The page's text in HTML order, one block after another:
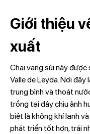
Giới thiệu
xuất
Chai vang sủi này
Valle de Leyda. Nơi
trung bình và thoát
trồng tại đây chịu ảnh
biệt là không khí lạnh
phát triển tốt hơn, trái